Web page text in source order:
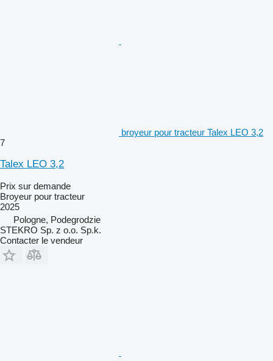
broyeur pour tracteur Talex LEO 3,2
7
Talex LEO 3,2
Prix sur demande
Broyeur pour tracteur
2025
Pologne, Podegrodzie
STEKRO Sp. z o.o. Sp.k.
Contacter le vendeur